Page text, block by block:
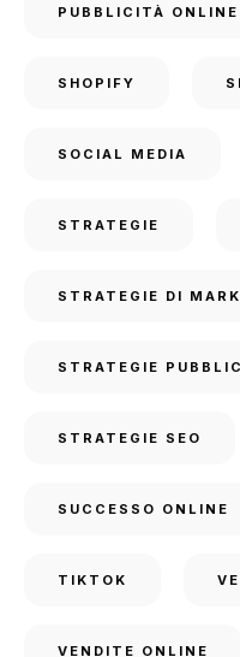
PUBBLICITÀ ONLINE
SHOPIFY
SOCIAL MEDIA
STRATEGIE
STRATEGIE DI
STRATEGIE
STRATEGIE SEO
SUCCESSO ONLINE
TIKTOK
VENDITE ONLINE